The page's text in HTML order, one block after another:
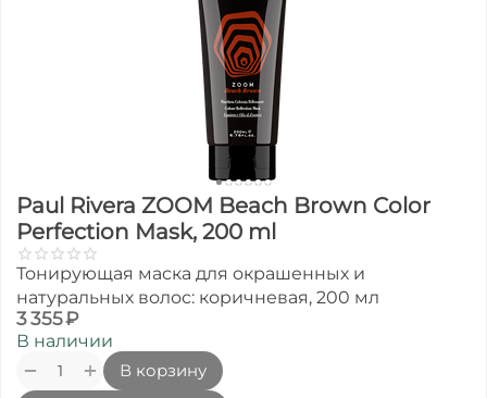
Paul Rivera ZOOM Beach Brown Color
Perfection Mask, 200 ml
Тонирующая маска для окрашенных и
натуральных волос: коричневая, 200 мл
3 355₽
В наличии
+
−
В корзину